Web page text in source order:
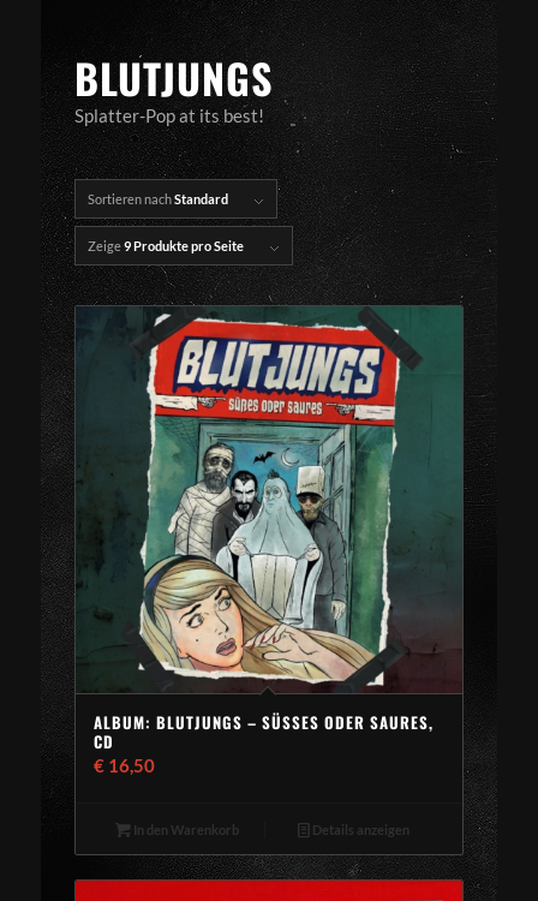
BLUTJUNGS
Splatter-Pop at its best!
Sortieren nachStandard
Zeige9 Produkte pro Seite
ALBUM: BLUTJUNGS – SÜSSES ODER SAURES, C
D
€ 16,50
In den Warenkorb Details anzeigen